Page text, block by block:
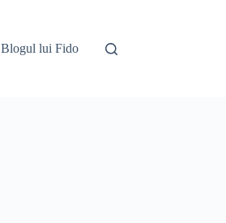
Blogul lui Fido